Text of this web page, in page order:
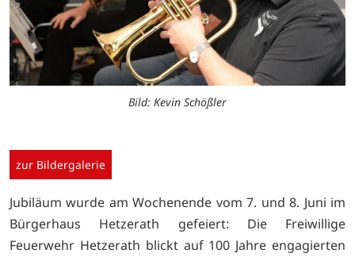
Bild: Kevin Schößler
zur Bildergalerie
Jubiläum wurde am Wochenende vom 7. und 8. Juni im
Bürgerhaus Hetzerath gefeiert: Die Freiwillige
Feuerwehr Hetzerath blickt auf 100 Jahre engagierten